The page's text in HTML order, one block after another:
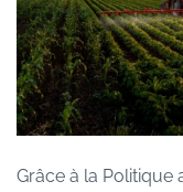
Grâce à la Politique